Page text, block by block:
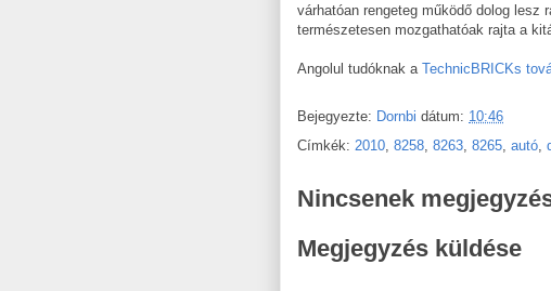
várhatóan rengeteg működő dolog lesz
természetesen mozgathatóak rajta a
Angolul tudóknak a TechnicBRICKs
Bejegyezte: Dornbi dátum: 10:46
Címkék: 2010, 8258, 8263, 8265, autó,
Nincsenek
Megjegyzés küldése